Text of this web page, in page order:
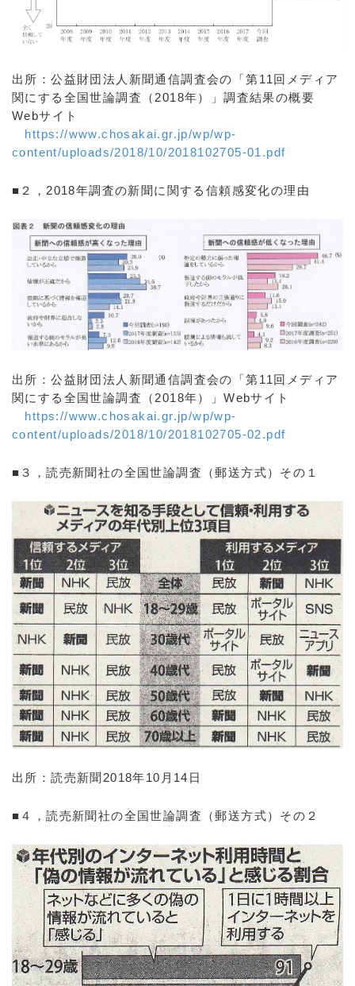
出所：公益財団法人新聞通信調査会の「第11回メディア
関にする全国世論調査（2018年）」調査結果の概要
Webサイト
https://www.chosakai.gr.jp/wp/wp-
content/uploads/2018/10/2018102705-01.pdf
■２，2018年調査の新聞に関する信頼感変化の理由
出所：公益財団法人新聞通信調査会の「第11回メディア
関にする全国世論調査（2018年）」Webサイト
https://www.chosakai.gr.jp/wp/wp-
content/uploads/2018/10/2018102705-02.pdf
■３，読売新聞社の全国世論調査（郵送方式）その１
出所：読売新聞2018年10月14日
■４，読売新聞社の全国世論調査（郵送方式）その２